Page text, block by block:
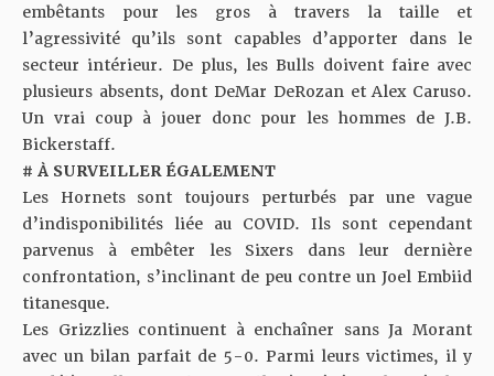
embêtants pour les gros à travers la taille et
l’agressivité qu’ils sont capables d’apporter dans le
secteur intérieur. De plus, les Bulls doivent faire avec
plusieurs absents, dont DeMar DeRozan et Alex Caruso.
Un vrai coup à jouer donc pour les hommes de J.B.
Bickerstaff.
# À SURVEILLER ÉGALEMENT
Les Hornets sont toujours perturbés par une vague
d’indisponibilités liée au COVID. Ils sont cependant
parvenus à embêter les Sixers dans leur dernière
confrontation, s’inclinant de peu contre un Joel Embiid
titanesque.
Les Grizzlies continuent à enchaîner sans Ja Morant
avec un bilan parfait de 5-0. Parmi leurs victimes, il y